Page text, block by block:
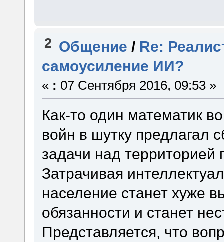
2 Общение / Re:
самоусиление ИИ?
« : 07 Сентября 2016, 09:53 »
Как-то один математик
войн в шутку предлагал
задачи над территорией
Затрачивая
население станет хуже
обязанности и станет
Представляется, что